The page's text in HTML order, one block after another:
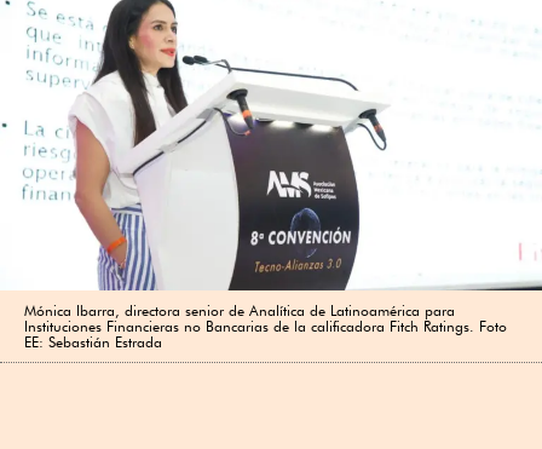
Mónica Ibarra, directora senior de Analítica de Latinoamérica para
Instituciones Financieras no Bancarias de la calificadora Fitch Ratings. Foto
EE: Sebastián Estrada